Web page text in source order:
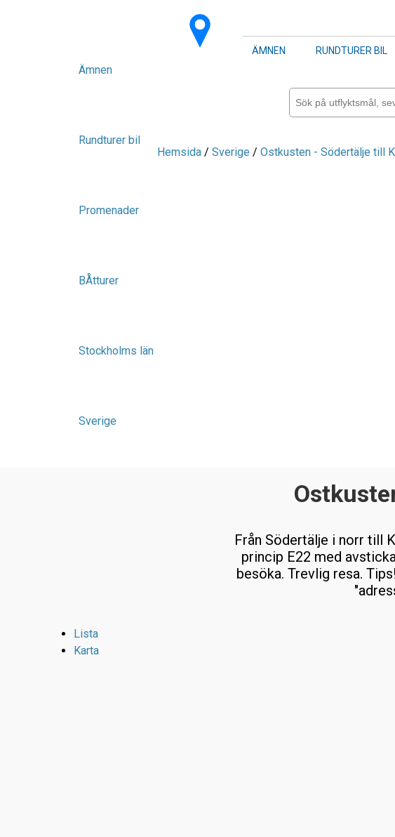
Ämnen
Rundturer bil
Promenader
BÅtturer
Stockholms län
Sverige
ÄMNEN RUNDTURER BIL
Hemsida / Sverige / Ostkusten - Södertälje till
Från Södertälje i norr till
princip E22 med
besöka. Trevlig resa.
Lista
Karta